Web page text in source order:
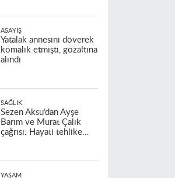
ASAYIŞ
Yatalak annesini döverek
komalık etmişti, gözaltına
alındı
SAĞLIK
Sezen Aksu’dan Ayşe
Barım ve Murat Çalık
çağrısı: Hayati tehlike
YAŞAM